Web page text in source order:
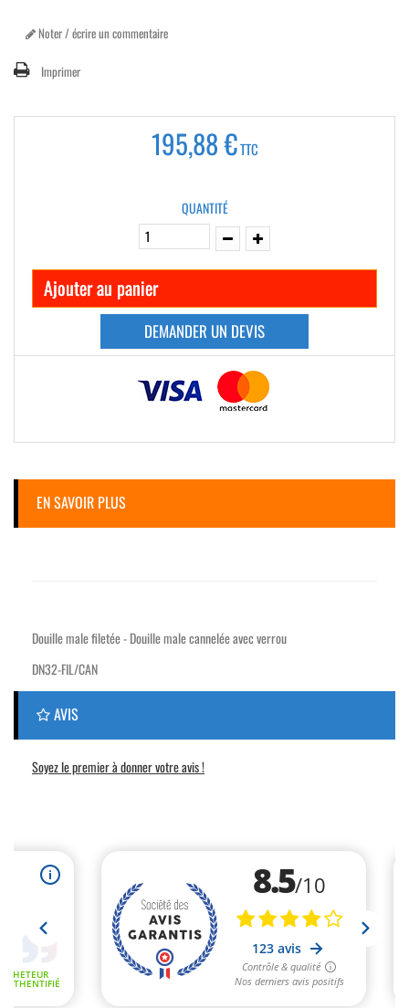
Noter / écrire un commentaire
Imprimer
195,88 €TTC
QUANTITÉ
Ajouter au panier
DEMANDER UN DEVIS
EN SAVOIR PLUS
Douille male filetée - Douille male cannelée avec verrou
DN32-FIL/CAN
AVIS
Soyez le premier à donner votre avis !